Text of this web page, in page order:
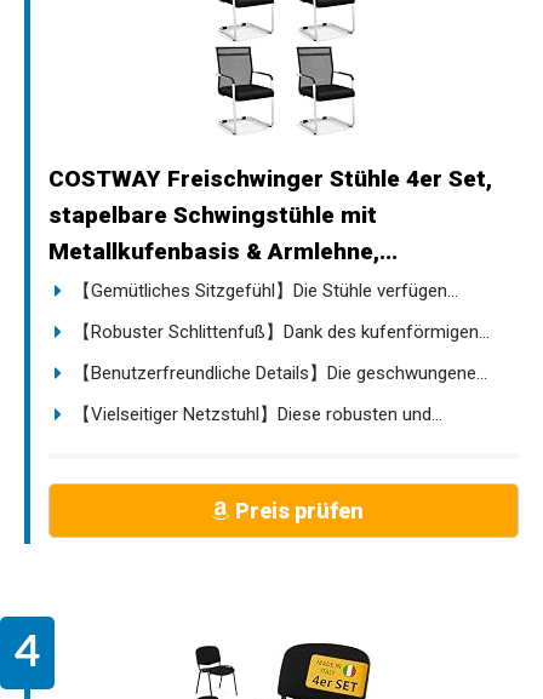
COSTWAY Freischwinger Stühle 4er Set,
stapelbare Schwingstühle mit
Metallkufenbasis & Armlehne,...
【Gemütliches Sitzgefühl】Die Stühle verfügen...
【Robuster Schlittenfuß】Dank des kufenförmigen...
【Benutzerfreundliche Details】Die geschwungene...
【Vielseitiger Netzstuhl】Diese robusten und...
Preis prüfen